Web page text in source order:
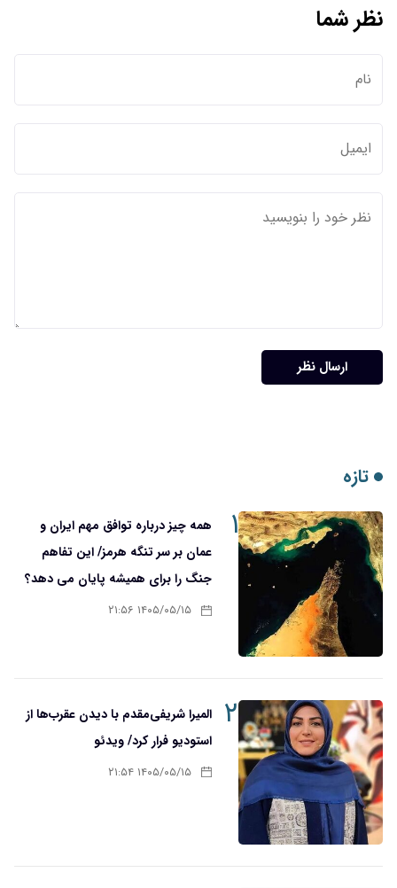
نظر شما
ارسال نظر
تازه
۱
همه چیز درباره توافق مهم ایران و
عمان بر سر تنگه هرمز/ این تفاهم
جنگ را برای همیشه پایان می دهد؟
۱۴۰۵/۰۵/۱۵ ۲۱:۵۶
۲
المیرا شریفی‌مقدم با دیدن عقرب‌ها از
استودیو فرار کرد/ ویدئو
۱۴۰۵/۰۵/۱۵ ۲۱:۵۴